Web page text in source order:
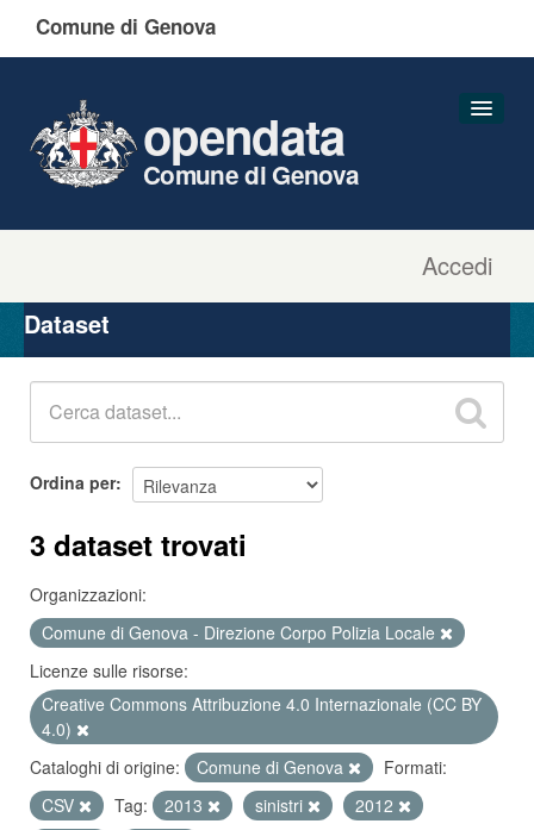
Comune di Genova
Accedi
opendata
Comune di Genova
Organizzazioni
Gruppi
Dataset
Ordina per
3 dataset trovati
Organizzazioni:
Comune di Genova - Direzione Corpo Polizia Locale
Licenze sulle risorse:
Creative Commons Attribuzione 4.0 Internazionale (CC BY
4.0)
Cataloghi di origine:
Comune di Genova
Formati:
CSV
Tag: 2013 sinistri
2012